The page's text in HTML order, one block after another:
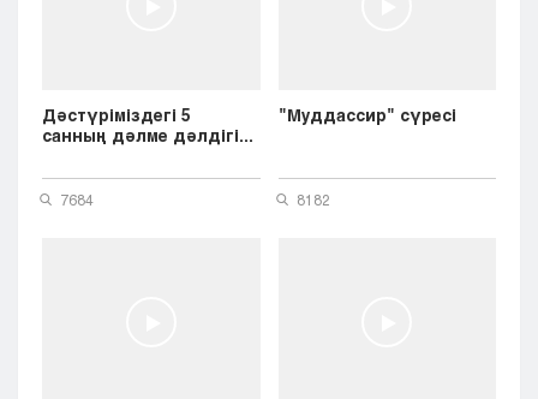
Дәстүріміздегі 5
санның дәлме дәлдігі...
7684
"Муддассир" сүресі
8182